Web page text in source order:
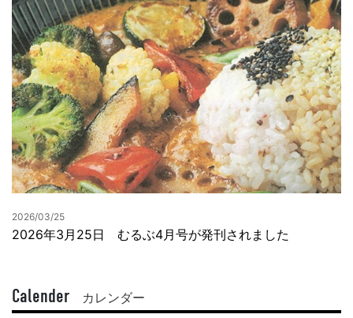
2026/03/25
2026年3月25日 むるぶ4月号が発刊されました
Calender カレンダー